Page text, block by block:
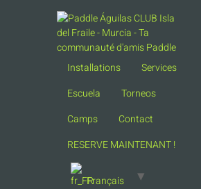
Installations
Services
Escuela
Torneos
Camps
Contact
RESERVE MAINTENANT !
Français